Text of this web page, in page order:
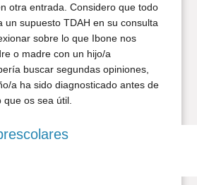
otra entrada. Considero que todo
un supuesto TDAH en su consulta
sobre lo que Ibone nos
o madre con un hijo/a
buscar segundas opiniones,
a ha sido diagnosticado antes de
os sea útil.